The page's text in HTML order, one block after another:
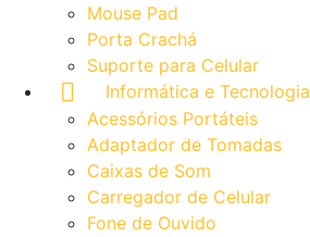
Mouse Pad
Porta Crachá
Suporte para Celular
Informática e Tecnologia
Acessórios Portáteis
Adaptador de Tomadas
Caixas de Som
Carregador de Celular
Fone de Ouvido